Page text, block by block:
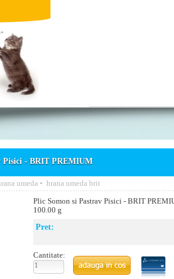
Pisici - BRIT PREMIUM
umeda • hrana umeda brit
Plic Somon si Pastrav Pisici - BRIT
100.00 g
Pret:
Cantitate: